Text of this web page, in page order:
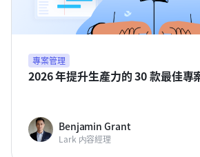
專案管理
2026 年提升生產力的 30 款最佳專
Benjamin Grant
Lark 内容經理